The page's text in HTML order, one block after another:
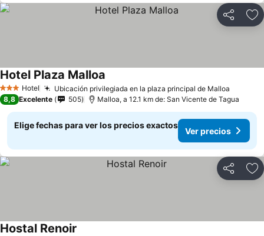
Compartir
3 Estrellas
Hotel Ubicación privilegiada en la plaza principal de Malloa
Hotel Plaza Malloa
8,8 Excelente 505 Malloa, a 12.1 km de: San Vicente de Tagua
Elige fechas para ver los precios exactos
Ver precios
Compartir
Hostal Renoir